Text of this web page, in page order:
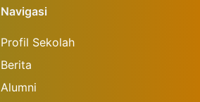
Navigasi
Profil Sekolah
Berita
Alumni